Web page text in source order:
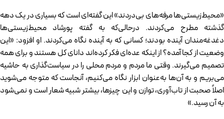
«محیط‌زیستی‌ها مرفه‌های بی‌دردند» این گفته‌ای است که بسیاری در یک دهه
گذشته مطرح می‌کردند. درحالی‌که به گفته پورشاد محیط‌زیستی‌ها
دغدغه‌مندان آینده بودند؛ کسانی که به آینده نگاه می‌کردند. او افزود: «این
وضعیت از کجا آمده؟ از اینکه عده‌ای فکر کرده‌اند دانای کل هستند و برای همه
تصمیم می‌گیرند. وقتی ما مردم و مردم محلی را در سیاست‌گذاری به حاشیه
می‌بریم و به آن‌ها به‌عنوان ابزار نگاه می‌کنیم، آنجاست که متوجه می‌شوید
اصلاً صحبت از تاب‌آوری، توازن و این چیزها، بیشتر شبیه شعار است و نمی‌شود
به آن رسید.»